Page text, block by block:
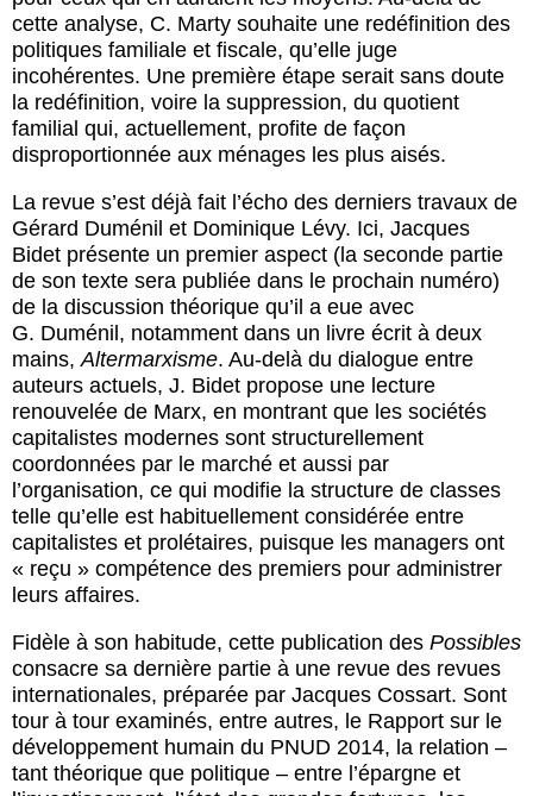
cette analyse, C. Marty souhaite une redéfinition des
politiques familiale et fiscale, qu’elle juge
incohérentes. Une première étape serait sans doute
la redéfinition, voire la suppression, du quotient
familial qui, actuellement, profite de façon
disproportionnée aux ménages les plus aisés.
La revue s’est déjà fait l’écho des derniers travaux de
Gérard Duménil et Dominique Lévy. Ici, Jacques
Bidet présente un premier aspect (la seconde partie
de son texte sera publiée dans le prochain numéro)
de la discussion théorique qu’il a eue avec
G. Duménil, notamment dans un livre écrit à deux
mains, Altermarxisme. Au-delà du dialogue entre
auteurs actuels, J. Bidet propose une lecture
renouvelée de Marx, en montrant que les sociétés
capitalistes modernes sont structurellement
coordonnées par le marché et aussi par
l’organisation, ce qui modifie la structure de classes
telle qu’elle est habituellement considérée entre
capitalistes et prolétaires, puisque les managers ont
« reçu » compétence des premiers pour administrer
leurs affaires.
Fidèle à son habitude, cette publication des Possibles
consacre sa dernière partie à une revue des revues
internationales, préparée par Jacques Cossart. Sont
tour à tour examinés, entre autres, le Rapport sur le
développement humain du PNUD 2014, la relation –
tant théorique que politique – entre l’épargne et